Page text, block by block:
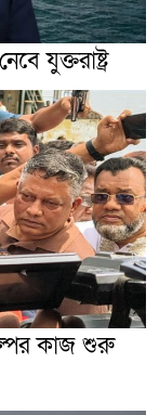
যুক্তরাষ্ট্র
কাজ শুরু